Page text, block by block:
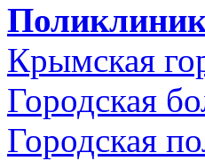
Крымская
Городская
Городская